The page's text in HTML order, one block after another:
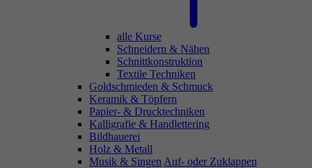
alle Kurse
Schneidern & Nähen
Schnittkonstruktion
Textile Techniken
Goldschmieden & Schmuck
Keramik & Töpfern
Papier- & Drucktechniken
Kalligrafie & Handlettering
Bildhauerei
Holz & Metall
Musik & Singen Auf- oder Zuklappen